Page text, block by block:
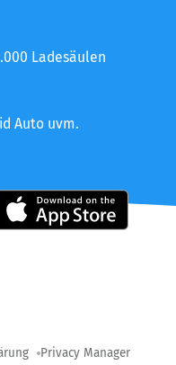
Ladesäulen
Auto uvm.
Privacy Manager